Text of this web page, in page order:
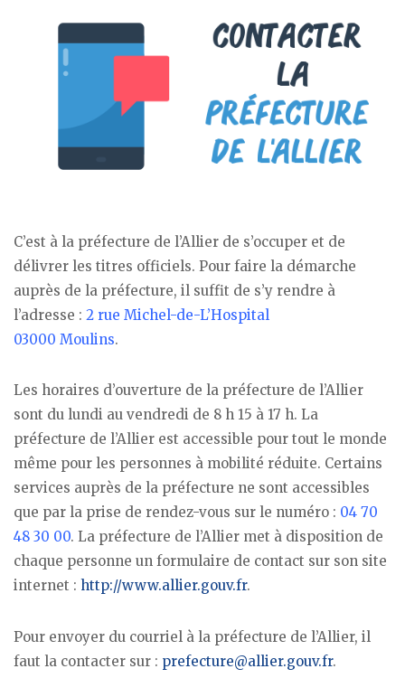
C’est à la préfecture de l’Allier de s’occuper et de
délivrer les titres officiels. Pour faire la démarche
auprès de la préfecture, il suffit de s’y rendre à
l’adresse : 2 rue Michel-de-L’Hospital
03000 Moulins.
Les horaires d’ouverture de la préfecture de l’Allier
sont du lundi au vendredi de 8 h 15 à 17 h. La
préfecture de l’Allier est accessible pour tout le monde
même pour les personnes à mobilité réduite. Certains
services auprès de la préfecture ne sont accessibles
que par la prise de rendez-vous sur le numéro : 04 70
48 30 00. La préfecture de l’Allier met à disposition de
chaque personne un formulaire de contact sur son site
internet : http://www.allier.gouv.fr.
Pour envoyer du courriel à la préfecture de l’Allier, il
faut la contacter sur : prefecture@allier.gouv.fr.